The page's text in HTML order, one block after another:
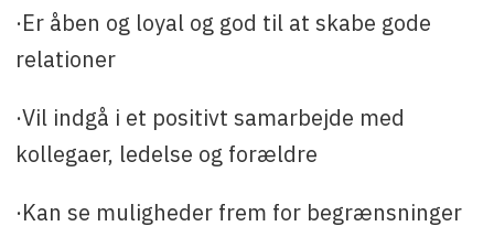
·Er åben og loyal og god til at skabe gode
relationer
·Vil indgå i et positivt samarbejde med
kollegaer, ledelse og forældre
·Kan se muligheder frem for begrænsninger